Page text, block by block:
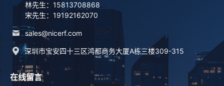
林先生：15813708868
宋先生：19192162070
sales@nicerf.com
深圳市宝安四十三区鸿都商务大厦A栋三楼309-315
在线留言